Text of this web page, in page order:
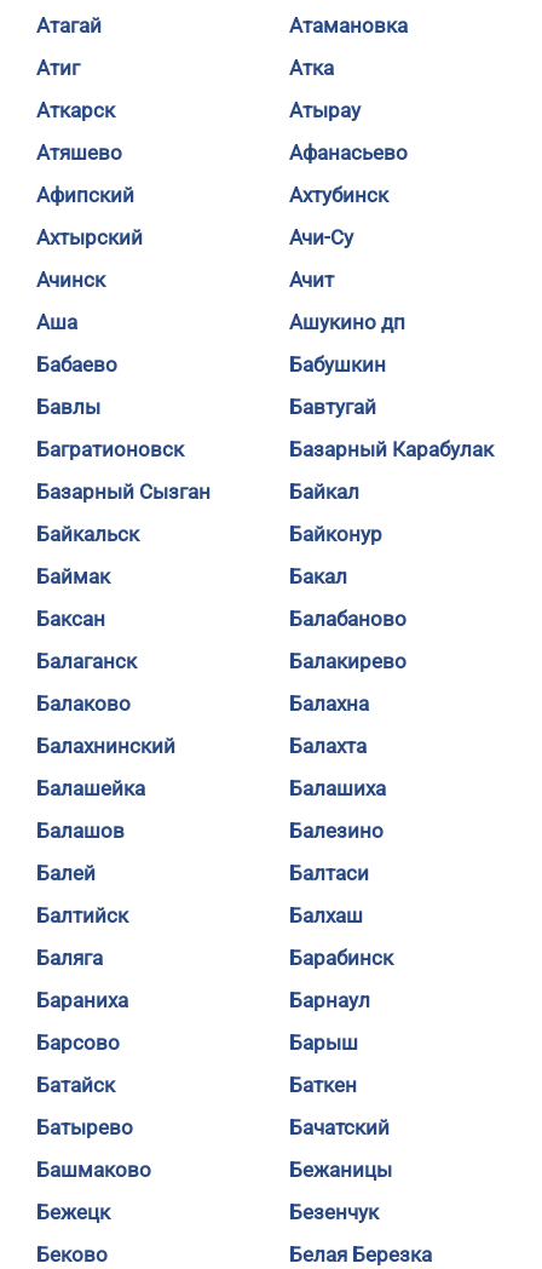
Атагай
Атамановка
Атиг
Атка
Аткарск
Атырау
Атяшево
Афанасьево
Афипский
Ахтубинск
Ахтырский
Ачи-Су
Ачинск
Ачит
Аша
Ашукино дп
Бабаево
Бабушкин
Бавлы
Бавтугай
Багратионовск
Базарный Карабулак
Базарный Сызган
Байкал
Байкальск
Байконур
Баймак
Бакал
Баксан
Балабаново
Балаганск
Балакирево
Балаково
Балахна
Балахнинский
Балахта
Балашейка
Балашиха
Балашов
Балезино
Балей
Балтаси
Балтийск
Балхаш
Баляга
Барабинск
Бараниха
Барнаул
Барсово
Барыш
Батайск
Баткен
Батырево
Бачатский
Башмаково
Бежаницы
Бежецк
Безенчук
Беково
Белая Березка